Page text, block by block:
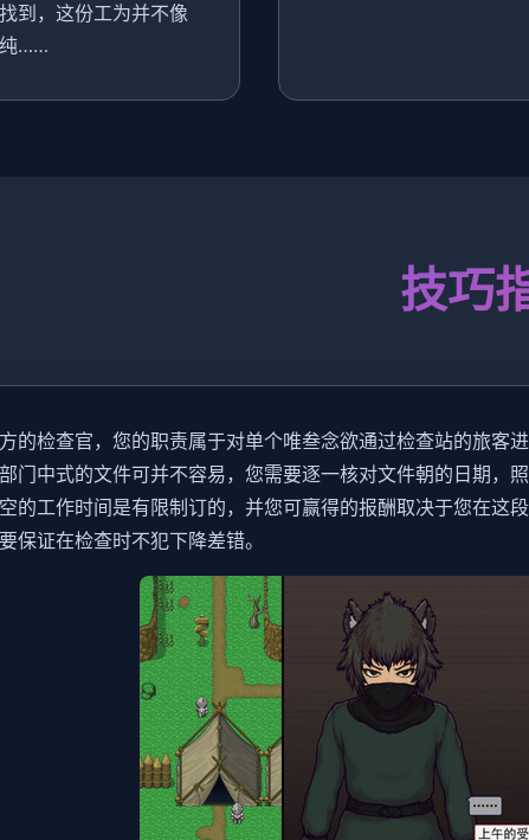
到，这份工为并不像
纯……
技巧
的检查官，您的职责属于对单个唯叁念欲通过检查站的旅
门中式的文件可并不容易，您需要逐一核对文件朝的日期，
的工作时间是有限制订的，并您可赢得的报酬取决于您在
保证在检查时不犯下降差错。